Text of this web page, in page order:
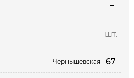
шт.
Чернышевская 67